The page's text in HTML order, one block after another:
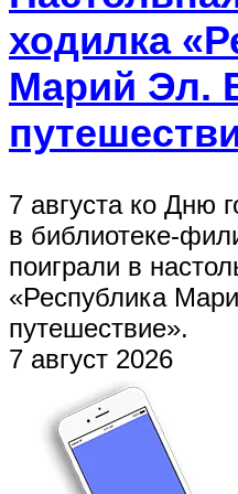
ходилка
Марий Эл.
7 августа ко Дню
в библиотеке-
поиграли в
«Республика
путешествие».
7 август 2026